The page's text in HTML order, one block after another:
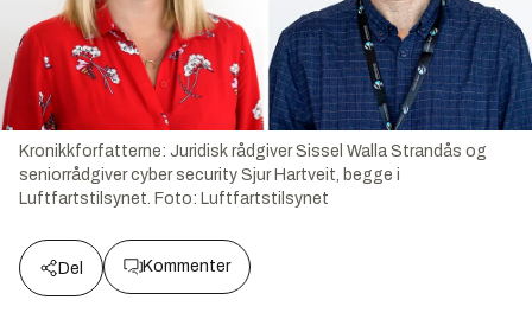
Kronikkforfatterne: Juridisk rådgiver Sissel Walla Strandås og
seniorrådgiver cyber security Sjur Hartveit, begge i
Luftfartstilsynet. Foto: Luftfartstilsynet
Del Kommenter